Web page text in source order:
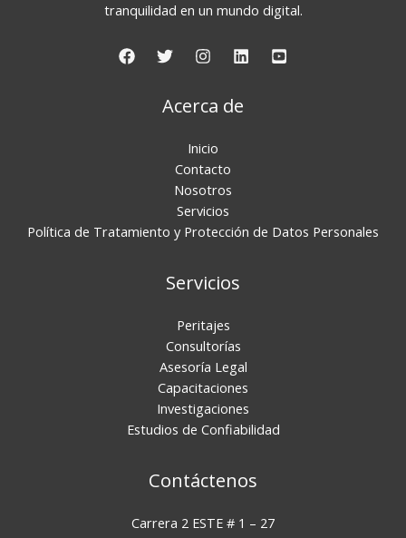
tranquilidad en un mundo digital.
Acerca de
Inicio
Contacto
Nosotros
Servicios
Política de Tratamiento y Protección de Datos Personales
Servicios
Peritajes
Consultorías
Asesoría Legal
Capacitaciones
Investigaciones
Estudios de Confiabilidad
Contáctenos
Carrera 2 ESTE # 1 – 27